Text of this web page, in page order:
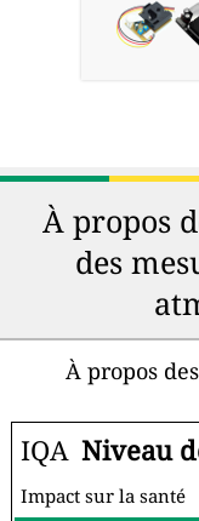
À propos
des
À propos
IQA Niveau
Impact sur la santé